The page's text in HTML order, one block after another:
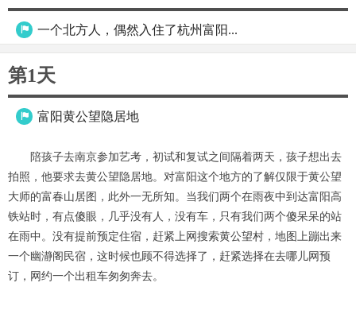
 一个北方人，偶然入住了杭州富阳...
第1天
 富阳黄公望隐居地
陪孩子去南京参加艺考，初试和复试之间隔着两天，孩子想出去
拍照，他要求去黄公望隐居地。对富阳这个地方的了解仅限于黄公望
大师的富春山居图，此外一无所知。当我们两个在雨夜中到达富阳高
铁站时，有点傻眼，几乎没有人，没有车，只有我们两个傻呆呆的站
在雨中。没有提前预定住宿，赶紧上网搜索黄公望村，地图上蹦出来
一个幽瀞阁民宿，这时候也顾不得选择了，赶紧选择在去哪儿网预
订，网约一个出租车匆匆奔去。